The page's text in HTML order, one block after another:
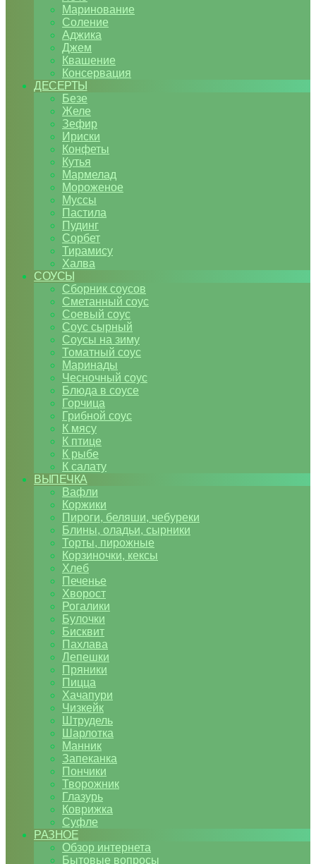
Маринование
Соление
Аджика
Джем
Квашение
Консервация
ДЕСЕРТЫ
Безе
Желе
Зефир
Ириски
Конфеты
Кутья
Мармелад
Мороженое
Муссы
Пастила
Пудинг
Сорбет
Тирамису
Халва
СОУСЫ
Сборник соусов
Сметанный соус
Соевый соус
Соус сырный
Соусы на зиму
Томатный соус
Маринады
Чесночный соус
Блюда в соусе
Горчица
Грибной соус
К мясу
К птице
К рыбе
К салату
ВЫПЕЧКА
Вафли
Коржики
Пироги, беляши, чебуреки
Блины, оладьи, сырники
Торты, пирожные
Корзиночки, кексы
Хлеб
Печенье
Хворост
Рогалики
Булочки
Бисквит
Пахлава
Лепешки
Пряники
Пицца
Хачапури
Чизкейк
Штрудель
Шарлотка
Манник
Запеканка
Пончики
Творожник
Глазурь
Коврижка
Суфле
РАЗНОЕ
Обзор интернета
Бытовые вопросы